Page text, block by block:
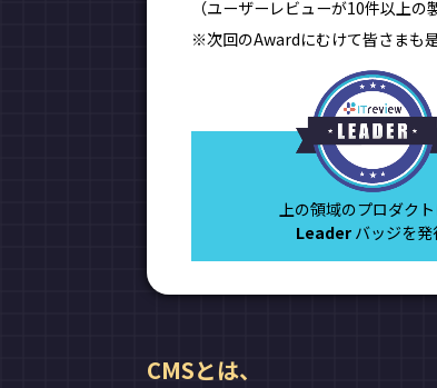
（ユーザーレビューが10件以上の
※次回のAwardにむけて皆さまも
上の領域のプロダク
Leader バッジを発
CMSとは、